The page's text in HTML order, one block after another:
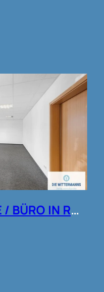
GEWERBEFLÄCHE / BÜRO IN RHEINFELDEN !!!